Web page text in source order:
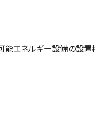
能エネルギー設備の設